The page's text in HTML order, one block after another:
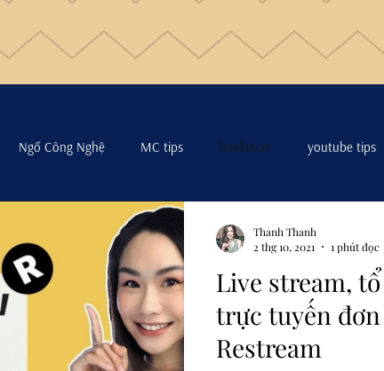
Ngố Công Nghệ MC tips freelancer youtube tips
Live stream,
trực tuyến
Restream
Thanh Thanh
2 thg 10, 2021
1 phút đọc